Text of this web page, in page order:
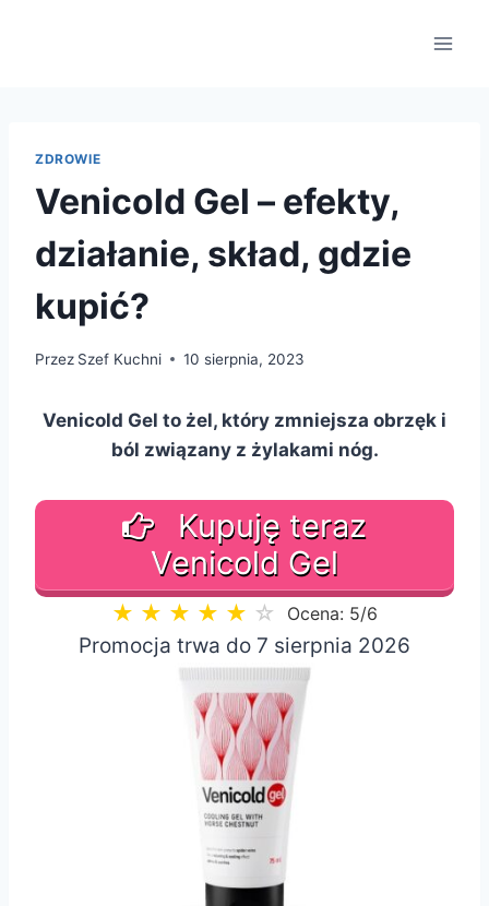
ZDROWIE
Venicold Gel – efekty,
działanie, skład, gdzie
kupić?
Przez Szef Kuchni 10 sierpnia, 2023
Venicold Gel to żel, który zmniejsza obrzęk i
ból związany z żylakami nóg.
Kupuję teraz
Venicold Gel
★ ★ ★ ★ ★ ☆ Ocena: 5/6
Promocja trwa do 7 sierpnia 2026